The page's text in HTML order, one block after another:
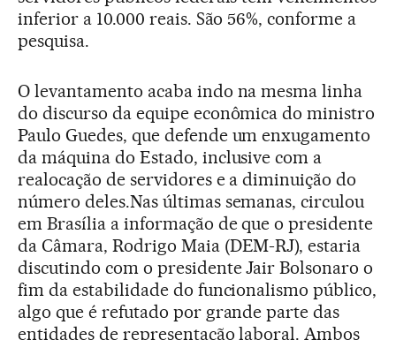
inferior a 10.000 reais. São 56%, conforme a
pesquisa.
O levantamento acaba indo na mesma linha
do discurso da equipe econômica do ministro
Paulo Guedes, que defende um enxugamento
da máquina do Estado, inclusive com a
realocação de servidores e a diminuição do
número deles.Nas últimas semanas, circulou
em Brasília a informação de que o presidente
da Câmara, Rodrigo Maia (DEM-RJ), estaria
discutindo com o presidente Jair Bolsonaro o
fim da estabilidade do funcionalismo público,
algo que é refutado por grande parte das
entidades de representação laboral. Ambos